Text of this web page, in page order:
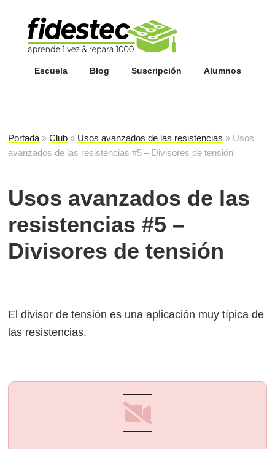
Escuela Blog Suscripción Alumnos
Portada »Club » Usos avanzados de las resistencias » Usos
avanzados de las resistencias #5 – Divisores de tensión
Usos avanzados de las
resistencias #5 –
Divisores de tensión
El divisor de tensión es una aplicación muy típica de
las resistencias.